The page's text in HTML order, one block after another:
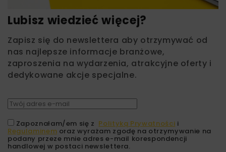
Lubisz wiedzieć więcej?
Zapisz się do newslettera aby otrzymywać od
nas najlepsze informacje branżowe,
zaproszenia na wydarzenia, atrakcyjne oferty i
dedykowane akcje specjalne.
Zapoznałam/em się z Polityką Prywatności i
Regulaminem oraz wyrażam zgodę na otrzymywanie na
podany przeze mnie adres e-mail korespondencji
handlowej w postaci newslettera.